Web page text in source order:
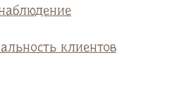
клиентов